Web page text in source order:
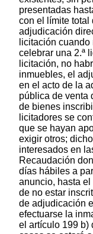
presentadas
con el límite total
adjudicación
licitación
celebrar una 2.ª
licitación, no
inmuebles, el
en el acto de la
pública de venta
de bienes
licitadores se
que se hayan
exigir otros;
interesados en
Recaudación
días hábiles a
anuncio, hasta
de no estar
de adjudicación
efectuarse la
el artículo 199 b)